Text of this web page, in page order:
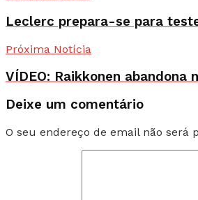
Leclerc prepara-se para
Próxima Notícia
VÍDEO: Raikkonen
Deixe um comentário
O seu endereço de email não será